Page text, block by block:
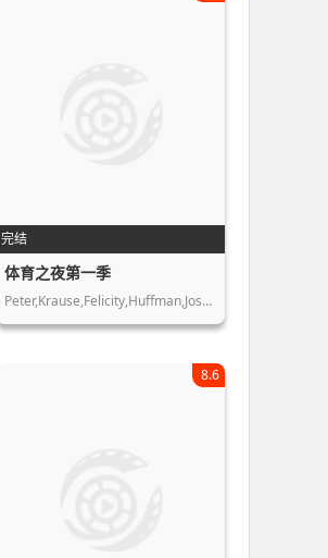
完结
体育之夜第一季
Peter,Krause,Felicity,Huffman,Josh,C…
8.6